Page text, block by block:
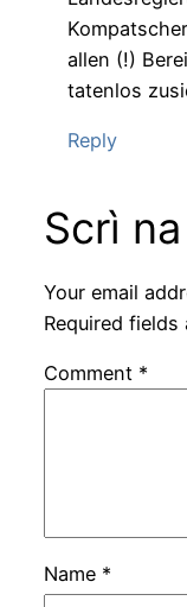
allen (!)
tatenlos
Reply
Scrì
Your email
Required fields
Comment *
Name *